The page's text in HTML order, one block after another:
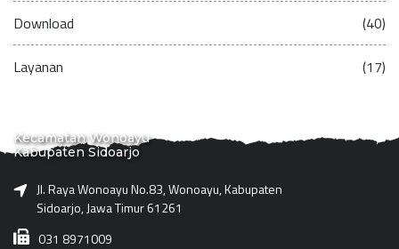
Download (40)
Layanan (17)
Kecamatan Wonoayu
Kabupaten Sidoarjo
Jl. Raya Wonoayu No.83, Wonoayu, Kabupaten
Sidoarjo, Jawa Timur 61261
031 8971009